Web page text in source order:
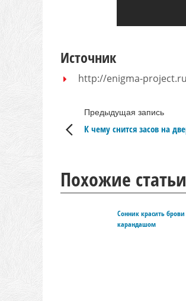
Источник
http://enigma-
Предыдущая запись
К чему снится засов на
Похожие статьи
Сонник красить брови
карандашом